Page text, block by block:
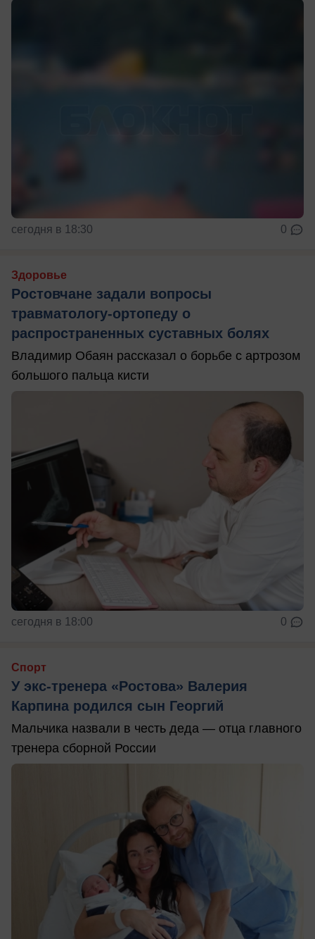
сегодня в 18:30 0
Здоровье
Ростовчане задали вопросы
травматологу-ортопеду о
распространенных суставных болях
Владимир Обаян рассказал о борьбе с артрозом
большого пальца кисти
сегодня в 18:00 0
Спорт
У экс-тренера «Ростова» Валерия
Карпина родился сын Георгий
Мальчика назвали в честь деда — отца главного
тренера сборной России